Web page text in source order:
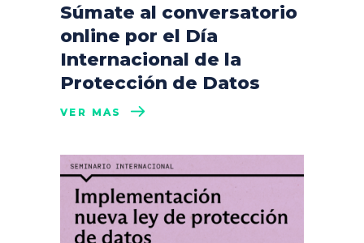
Súmate al conversatorio
online por el Día
Internacional de la
Protección de Datos
VER MÁS